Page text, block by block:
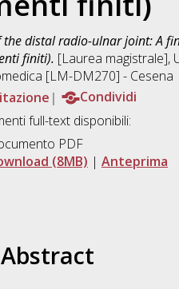
distal radio-ulnar joint: A
finiti). [Laurea magistrale],
[LM-DM270] - Cesena
Condividi
full-text disponibili:
PDF
(8MB) | Anteprima
Abstract